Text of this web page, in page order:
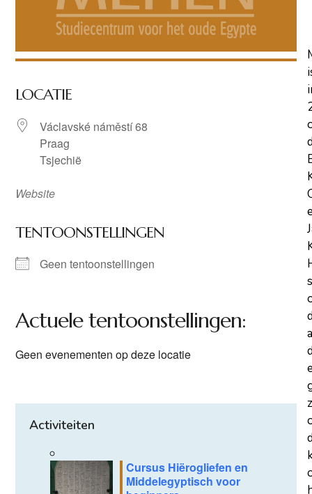
LOCATIE
Václavské náměstí 68
Praag
Tsjechië
Website
TENTOONSTELLINGEN
Geen tentoonstellingen
Actuele tentoonstellingen:
Geen evenementen op deze locatie
Activiteiten
Cursus Hiërogliefen en
Middelegyptisch voor